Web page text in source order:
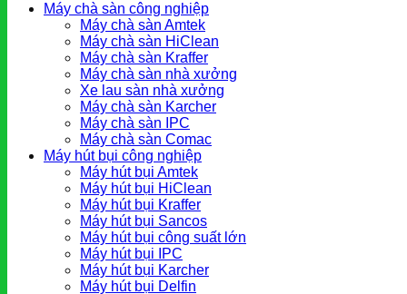
Máy chà sàn công nghiệp
Máy chà sàn Amtek
Máy chà sàn HiClean
Máy chà sàn Kraffer
Máy chà sàn nhà xưởng
Xe lau sàn nhà xưởng
Máy chà sàn Karcher
Máy chà sàn IPC
Máy chà sàn Comac
Máy hút bụi công nghiệp
Máy hút bụi Amtek
Máy hút bụi HiClean
Máy hút bụi Kraffer
Máy hút bụi Sancos
Máy hút bụi công suất lớn
Máy hút bụi IPC
Máy hút bụi Karcher
Máy hút bụi Delfin